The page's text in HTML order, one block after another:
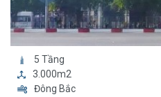
5 Tầng
3.000m2
Đông Bắc